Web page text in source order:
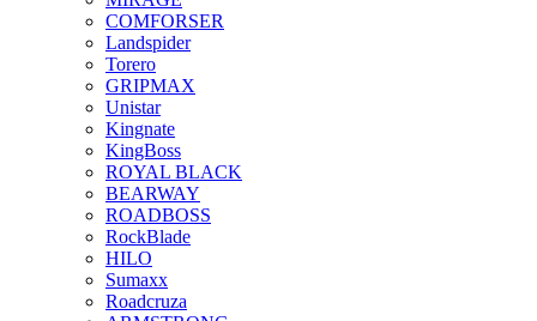
COMFORSER
Landspider
Torero
GRIPMAX
Unistar
Kingnate
KingBoss
ROYAL BLACK
BEARWAY
ROADBOSS
RockBlade
HILO
Sumaxx
Roadcruza